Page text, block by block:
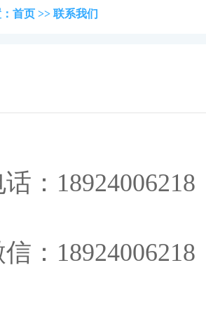
首页 >> 联系我们
话：18924006218
：18924006218